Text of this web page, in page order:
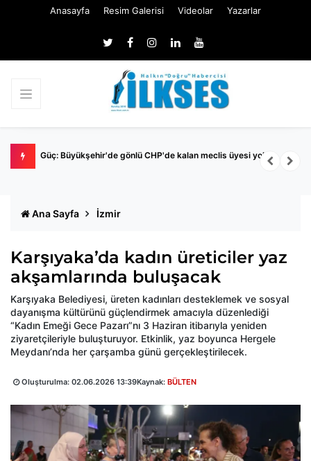
Anasayfa Resim Galerisi Videolar Yazarlar
Güç: Büyükşehir'de gönlü CHP'de kalan meclis üyesi yok
Ana Sayfa İzmir
Karşıyaka’da kadın üreticiler yaz
akşamlarında buluşacak
Karşıyaka Belediyesi, üreten kadınları desteklemek ve sosyal
dayanışma kültürünü güçlendirmek amacıyla düzenlediği
“Kadın Emeği Gece Pazarı”nı 3 Haziran itibarıyla yeniden
ziyaretçileriyle buluşturuyor. Etkinlik, yaz boyunca Hergele
Meydanı’nda her çarşamba günü gerçekleştirilecek.
Oluşturulma: 02.06.2026 13:39Kaynak: BÜLTEN